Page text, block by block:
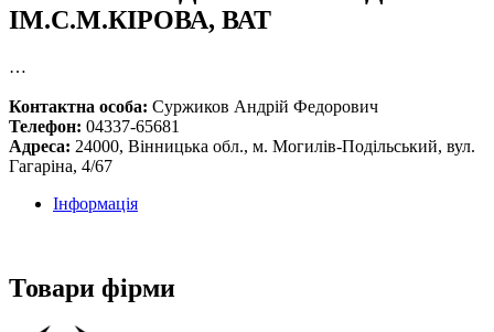
ІМ.С.М.КІРОВА, ВАТ
…
Контактна особа: Суржиков Андрій Федорович
Телефон: 04337-65681
Адреса: 24000, Вінницька обл., м. Могилів-Подільський, вул.
Гагаріна, 4/67
Інформація
Товари фірми